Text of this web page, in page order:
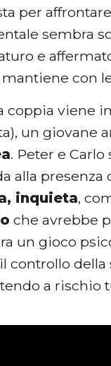
per
sembra
e
con
coppia viene
un giovane
. Peter e
alla
inquieta,
che avrebbe
un gioco
controllo della
a rischio